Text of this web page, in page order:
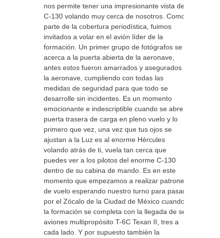
nos permite tener una impresionante vista del
C-130 volando muy cerca de nosotros. Como
parte de la cobertura periodística, fuimos
invitados a volar en el avión líder de la
formación. Un primer grupo de fotógrafos se
acerca a la puerta abierta de la aeronave,
antes estos fueron amarrados y asegurados a
la aeronave, cumpliendo con todas las
medidas de seguridad para que todo se
desarrolle sin incidentes. Es un momento
emocionante e indescriptible cuando se abre la
puerta trasera de carga en pleno vuelo y lo
primero que vez, una vez que tus ojos se
ajustan a la Luz es al enorme Hércules
volando atrás de ti, vuela tan cerca que
puedes ver a los pilotos del enorme C-130
dentro de su cabina de mando. Es en este
momento que empezamos a realizar patrones
de vuelo esperando nuestro turno para pasar
por el Zócalo de la Ciudad de México cuando
la formación se completa con la llegada de seis
aviones multipropósito T-6C Texan II, tres a
cada lado. Y por supuesto también la